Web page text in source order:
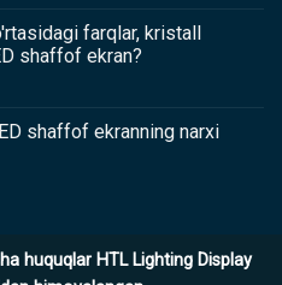
farqlar, kristall
shaffof ekran?
shaffof ekranning narxi
huquqlar HTL Lighting Display